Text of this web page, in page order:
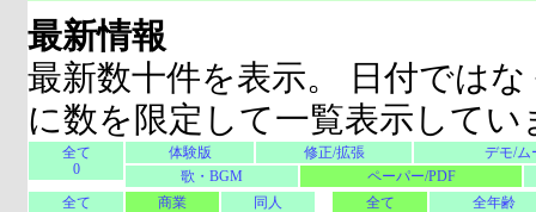
最新情報
最新数十件を表示。 日付では
に数を限定して一覧表示してい
全て
0
体験版 修正/拡張
デモ/ム
歌・BGM
ペーパー/PDF
全て
商業 同人 全て 全年齢